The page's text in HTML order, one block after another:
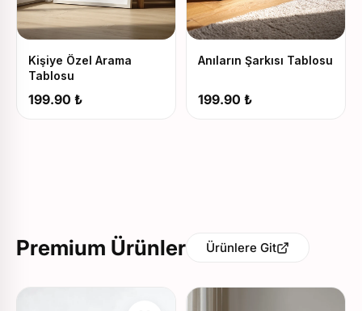
Kişiye Özel Arama
Tablosu
199.90 ₺
Anıların Şarkısı Tablosu
199.90 ₺
Premium Ürünler Ürünlere Git